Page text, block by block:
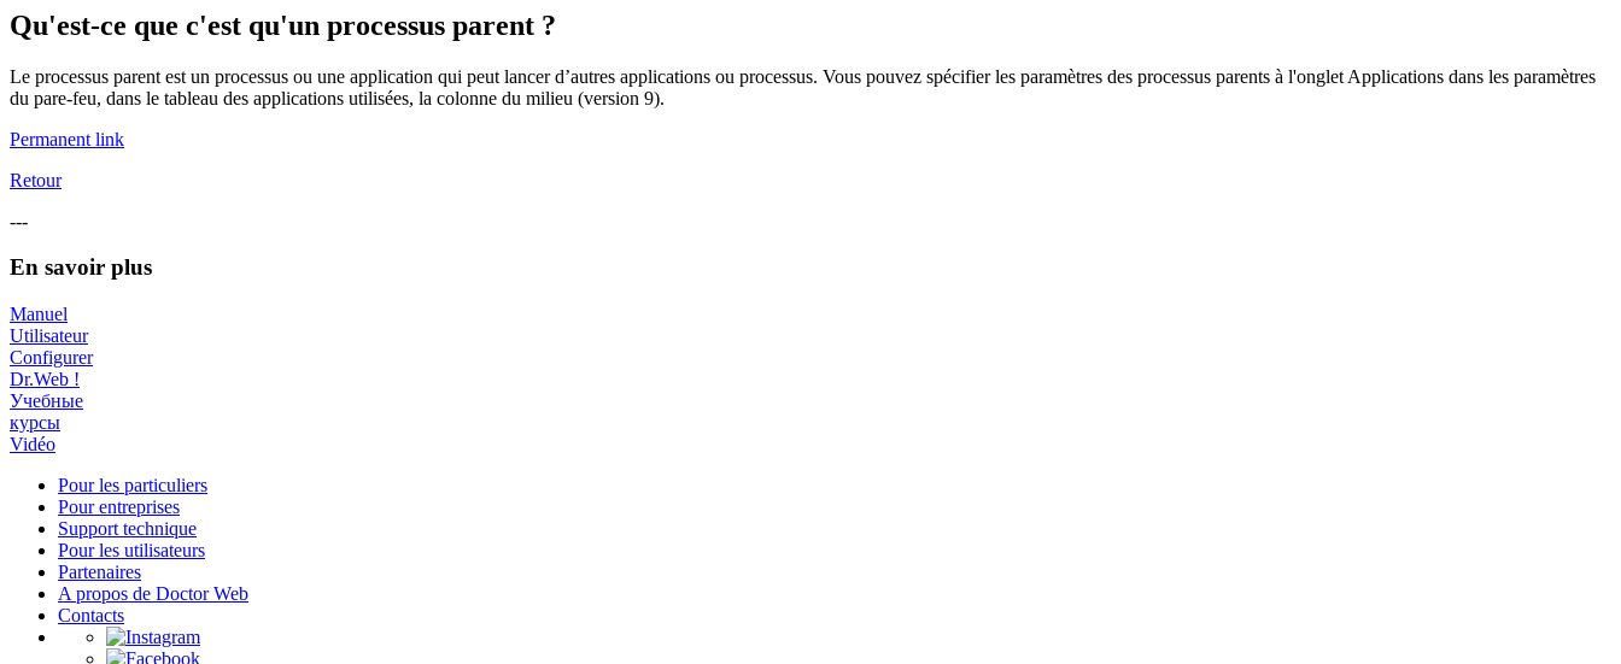
Qu'est-ce que c'est qu'un processus parent ?
Le processus parent est un processus ou une application qui peut lancer d’autres applications ou processus. Vous pouvez spécifier les paramètres des processus parents à l'onglet Applications dans les paramètres
du pare-feu, dans le tableau des applications utilisées, la colonne du milieu (version 9).
Permanent link
Retour
---
En savoir plus
Manuel
Utilisateur
Configurer
Dr.Web !
Учебные
курсы
Vidéo
Pour les particuliers
Pour entreprises
Support technique
Pour les utilisateurs
Partenaires
A propos de Doctor Web
Contacts